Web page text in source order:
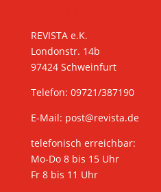
REVISTA e.K.
Londonstr. 14b
97424 Schweinfurt
Telefon: 09721/387190
E-Mail: post@revista.de
telefonisch erreichbar:
Mo-Do 8 bis 15 Uhr
Fr 8 bis 11 Uhr